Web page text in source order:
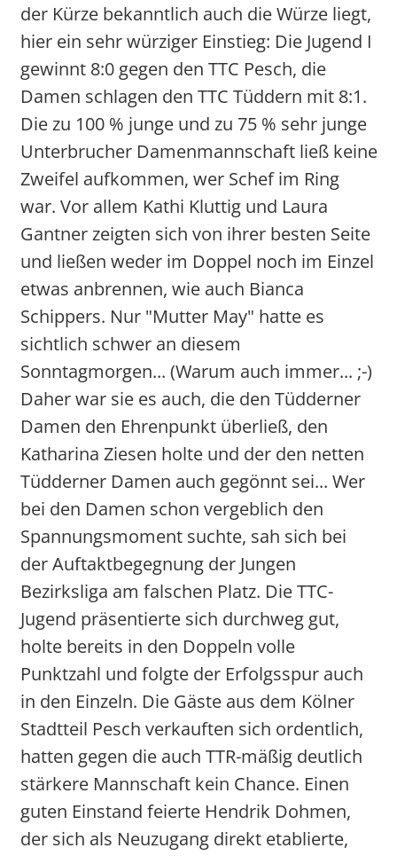
der Kürze bekanntlich auch die Würze liegt,
hier ein sehr würziger Einstieg: Die Jugend I
gewinnt 8:0 gegen den TTC Pesch, die
Damen schlagen den TTC Tüddern mit 8:1.
Die zu 100 % junge und zu 75 % sehr junge
Unterbrucher Damenmannschaft ließ keine
Zweifel aufkommen, wer Schef im Ring
war. Vor allem Kathi Kluttig und Laura
Gantner zeigten sich von ihrer besten Seite
und ließen weder im Doppel noch im Einzel
etwas anbrennen, wie auch Bianca
Schippers. Nur "Mutter May" hatte es
sichtlich schwer an diesem
Sonntagmorgen... (Warum auch immer... ;-)
Daher war sie es auch, die den Tüdderner
Damen den Ehrenpunkt überließ, den
Katharina Ziesen holte und der den netten
Tüdderner Damen auch gegönnt sei... Wer
bei den Damen schon vergeblich den
Spannungsmoment suchte, sah sich bei
der Auftaktbegegnung der Jungen
Bezirksliga am falschen Platz. Die TTC-
Jugend präsentierte sich durchweg gut,
holte bereits in den Doppeln volle
Punktzahl und folgte der Erfolgsspur auch
in den Einzeln. Die Gäste aus dem Kölner
Stadtteil Pesch verkauften sich ordentlich,
hatten gegen die auch TTR-mäßig deutlich
stärkere Mannschaft kein Chance. Einen
guten Einstand feierte Hendrik Dohmen,
der sich als Neuzugang direkt etablierte,